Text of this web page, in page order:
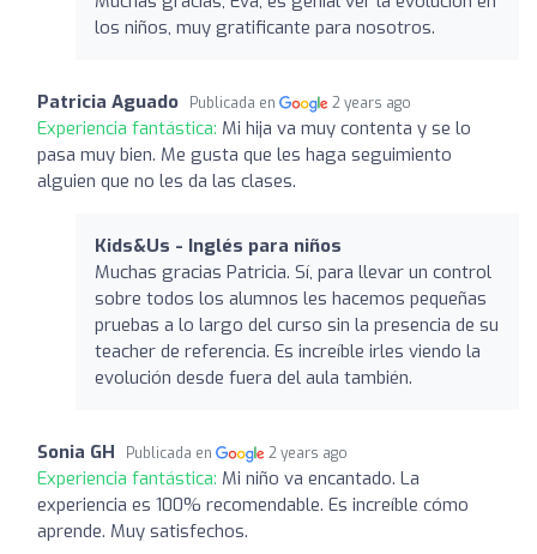
los niños, muy gratificante para nosotros.
Patricia Aguado Publicada en 2 years ago
Experiencia fantástica: Mi hija va muy contenta y se lo
pasa muy bien. Me gusta que les haga seguimiento
alguien que no les da las clases.
Kids&Us - Inglés para niños
Muchas gracias Patricia. Sí, para llevar un control
sobre todos los alumnos les hacemos pequeñas
pruebas a lo largo del curso sin la presencia de su
teacher de referencia. Es increíble irles viendo la
evolución desde fuera del aula también.
Sonia GH Publicada en 2 years ago
Experiencia fantástica: Mi niño va encantado. La
experiencia es 100% recomendable. Es increíble cómo
aprende. Muy satisfechos.